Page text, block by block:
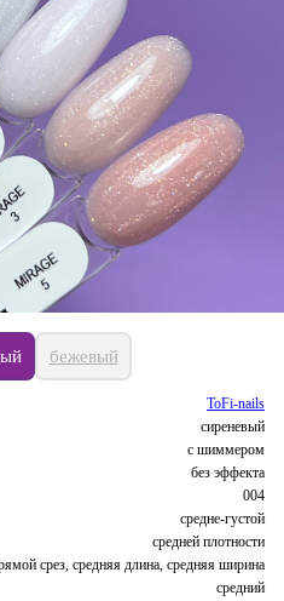
бежевый
ToFi-nails
сиреневый
с шиммером
без эффекта
004
средне-густой
средней плотности
срез, средняя длина, средняя ширина
средний